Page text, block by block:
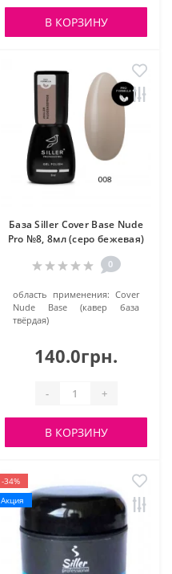
В КОРЗИНУ
База Siller Cover Base Nude
Pro №8, 8мл (серо бежевая)
0
область применения: Cover
Nude Base (кавер база
твёрдая)
140.0грн.
- +
В КОРЗИНУ
-34%
Акция